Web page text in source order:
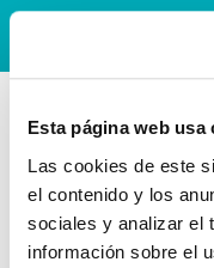
Esta página web usa
Las cookies de este
el contenido y los
sociales y analizar el
información sobre el